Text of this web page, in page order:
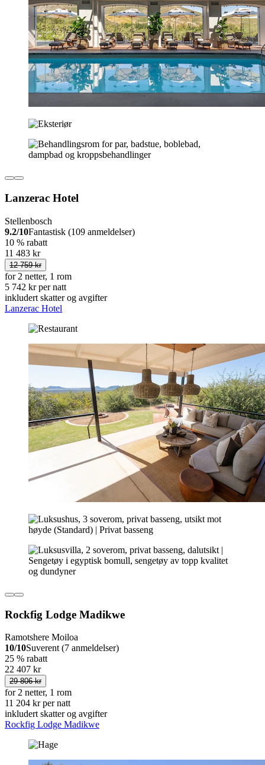
Lanzerac Hotel
Stellenbosch
9.2/10Fantastisk (109 anmeldelser)
10 % rabatt
11 483 kr
12 759 kr
for 2 netter, 1 rom
5 742 kr per natt
inkludert skatter og avgifter
Lanzerac Hotel
Rockfig Lodge Madikwe
Ramotshere Moiloa
10/10Suverent (7 anmeldelser)
25 % rabatt
22 407 kr
29 806 kr
for 2 netter, 1 rom
11 204 kr per natt
inkludert skatter og avgifter
Rockfig Lodge Madikwe